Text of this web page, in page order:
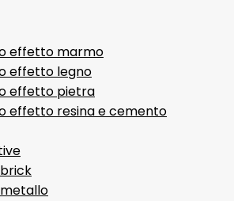
effetto marmo
effetto legno
effetto pietra
effetto resina e cemento